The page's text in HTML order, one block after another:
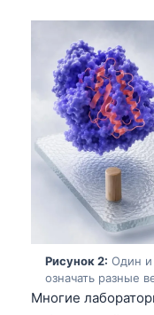
Рисунок 2: Один и
означать разные
Многие